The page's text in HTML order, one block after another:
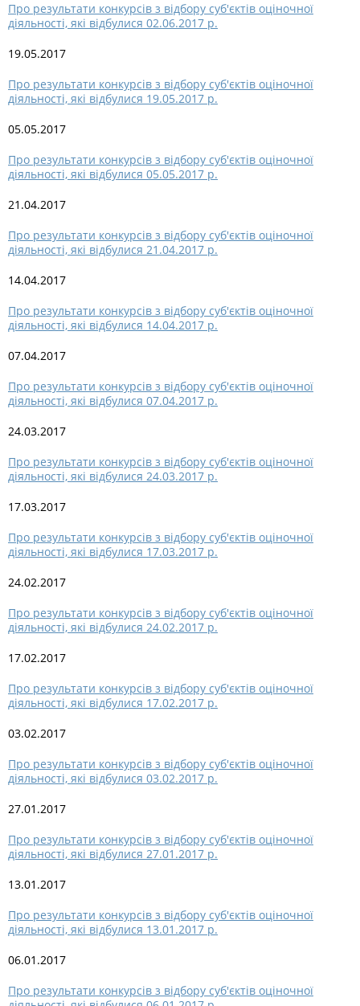
Про результати конкурсів з відбору суб'єктів оціночної
діяльності, які відбулися 02.06.2017 р.
19.05.2017
Про результати конкурсів з відбору суб'єктів оціночної
діяльності, які відбулися 19.05.2017 р.
05.05.2017
Про результати конкурсів з відбору суб'єктів оціночної
діяльності, які відбулися 05.05.2017 р.
21.04.2017
Про результати конкурсів з відбору суб'єктів оціночної
діяльності, які відбулися 21.04.2017 р.
14.04.2017
Про результати конкурсів з відбору суб'єктів оціночної
діяльності, які відбулися 14.04.2017 р.
07.04.2017
Про результати конкурсів з відбору суб'єктів оціночної
діяльності, які відбулися 07.04.2017 р.
24.03.2017
Про результати конкурсів з відбору суб'єктів оціночної
діяльності, які відбулися 24.03.2017 р.
17.03.2017
Про результати конкурсів з відбору суб'єктів оціночної
діяльності, які відбулися 17.03.2017 р.
24.02.2017
Про результати конкурсів з відбору суб'єктів оціночної
діяльності, які відбулися 24.02.2017 р.
17.02.2017
Про результати конкурсів з відбору суб'єктів оціночної
діяльності, які відбулися 17.02.2017 р.
03.02.2017
Про результати конкурсів з відбору суб'єктів оціночної
діяльності, які відбулися 03.02.2017 р.
27.01.2017
Про результати конкурсів з відбору суб'єктів оціночної
діяльності, які відбулися 27.01.2017 р.
13.01.2017
Про результати конкурсів з відбору суб'єктів оціночної
діяльності, які відбулися 13.01.2017 р.
06.01.2017
Про результати конкурсів з відбору суб'єктів оціночної